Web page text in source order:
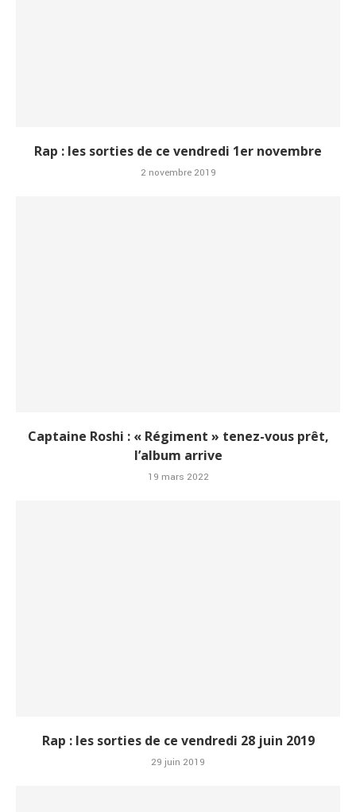
Rap : les sorties de ce vendredi 1er novembre
2 novembre 2019
Captaine Roshi : « Régiment » tenez-vous prêt,
l’album arrive
19 mars 2022
Rap : les sorties de ce vendredi 28 juin 2019
29 juin 2019